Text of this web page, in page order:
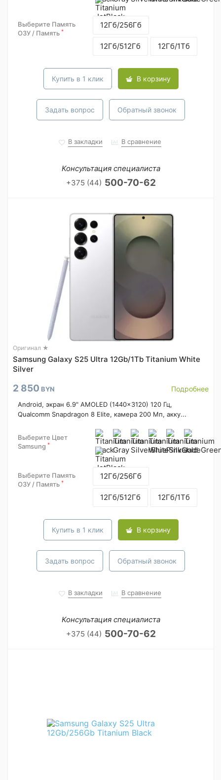
Выберите Память
ОЗУ / Память *
12Гб/256Гб
12Гб/512Гб 12Гб/1Тб
Купить в 1 клик В корзину
Задать вопрос Обратный звонок
В закладки В сравнение
Консультация специалиста
+375 (44) 500-70-62
Оригинал ★
Samsung Galaxy S25 Ultra 12Gb/1Tb Titanium White
Silver
2 850 BYN Подробнее
Android, экран 6.9" AMOLED (1440x3120) 120 Гц,
Qualcomm Snapdragon 8 Elite, камера 200 Мп, акку...
Выберите Цвет
Samsung *
Выберите Память
ОЗУ / Память *
12Гб/256Гб
12Гб/512Гб 12Гб/1Тб
Купить в 1 клик В корзину
Задать вопрос Обратный звонок
В закладки В сравнение
Консультация специалиста
+375 (44) 500-70-62